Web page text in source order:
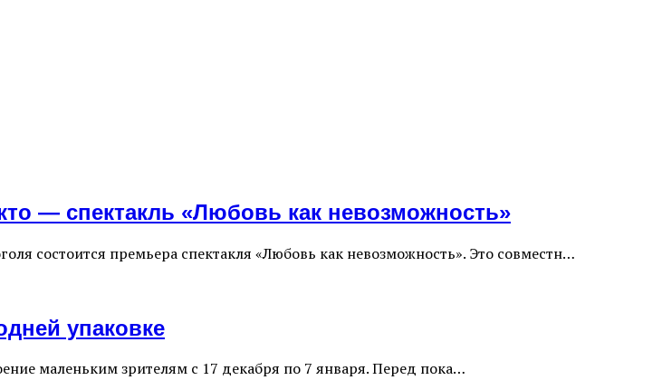
— спектакль «Любовь как невозможность»
состоится премьера спектакля «Любовь как невозможность». Это совместн…
упаковке
маленьким зрителям с 17 декабря по 7 января. Перед пока…